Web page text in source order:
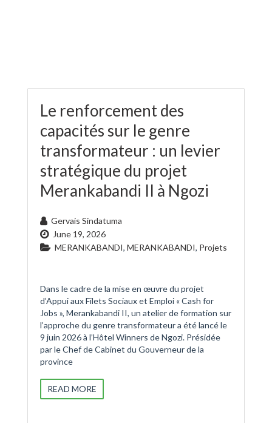
Le renforcement des
capacités sur le genre
transformateur : un levier
stratégique du projet
Merankabandi II à Ngozi
Gervais Sindatuma
June 19, 2026
MERANKABANDI, MERANKABANDI, Projets
Dans le cadre de la mise en œuvre du projet
d’Appui aux Filets Sociaux et Emploi « Cash for
Jobs », Merankabandi II, un atelier de formation sur
l’approche du genre transformateur a été lancé le
9 juin 2026 à l’Hôtel Winners de Ngozi. Présidée
par le Chef de Cabinet du Gouverneur de la
province
READ MORE